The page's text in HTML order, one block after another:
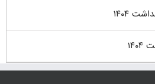
۱۴۰۴